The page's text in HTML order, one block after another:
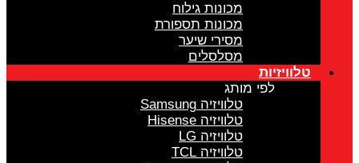
מכונות גילוח
מכונות תספורת
מסירי שיער
מסלסלים
טלוויזיות
לפי מותג
טלוויזיה Samsung
טלוויזיה Hisense
טלוויזיה LG
טלוויזיה TCL